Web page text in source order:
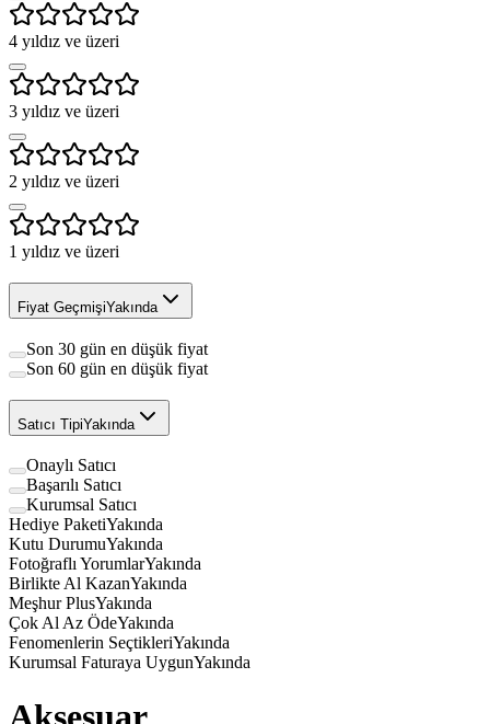
4 yıldız ve üzeri
3 yıldız ve üzeri
2 yıldız ve üzeri
1 yıldız ve üzeri
Fiyat GeçmişiYakında
Son 30 gün en düşük fiyat
Son 60 gün en düşük fiyat
Satıcı TipiYakında
Onaylı Satıcı
Başarılı Satıcı
Kurumsal Satıcı
Hediye PaketiYakında
Kutu DurumuYakında
Fotoğraflı YorumlarYakında
Birlikte Al KazanYakında
Meşhur PlusYakında
Çok Al Az ÖdeYakında
Fenomenlerin SeçtikleriYakında
Kurumsal Faturaya UygunYakında
Aksesuar